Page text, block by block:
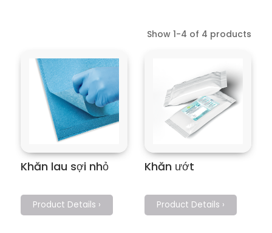
Show 1-4 of 4 products
Khăn lau sợi nhỏ
Product Details ›
Khăn ướt
Product Details ›